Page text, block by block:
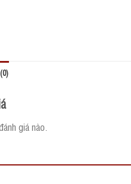
giá nào.